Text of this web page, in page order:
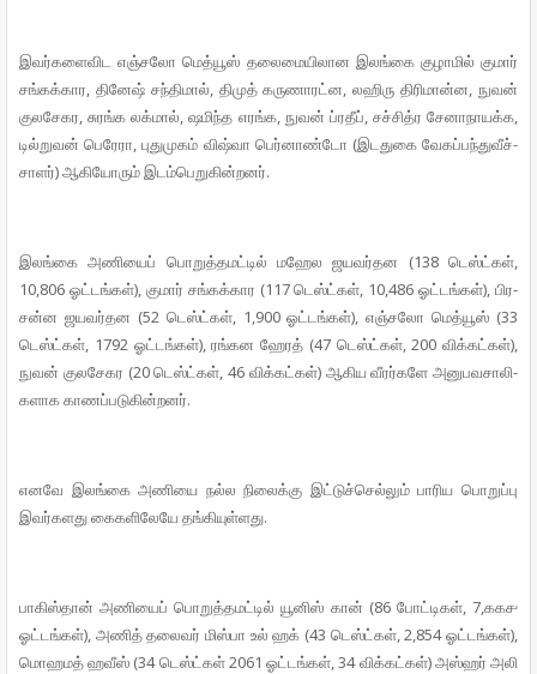
இவர்­க­ளை­விட எஞ்­சலோ மெத்யூஸ் தலை­மை­யி­லான இலங்கை குழாமில் குமார்
சங்­கக்­கார, தினேஷ் சந்­திமால், திமுத் கரு­ணா­ரட்ன, லஹிரு திரி­மான்ன, நுவன்
குல­சே­கர, சுரங்க லக்மால், ஷமிந்த எரங்க, நுவன் ப்ரதீப், சச்­சித்ர சேனா­நா­யக்க,
டில்­றுவன் பெரேரா, புது­முகம் விஷ்வா பெர்­னாண்டோ (இட­துகை வேகப்­பந்­து­வீச்­
சாளர்) ஆகி­யோரும் இடம்­பெ­று­கின்­றனர்.
இலங்கை அணியைப் பொறுத்­த­மட்டில் மஹேல ஜய­வர்­தன (138 டெஸ்ட்கள்,
10,806 ஓட்­டங்கள்), குமார் சங்­கக்­கார (117 டெஸ்ட்கள், 10,486 ஓட்­டங்கள்), பிர­
சன்ன ஜய­வர்­தன (52 டெஸ்ட்கள், 1,900 ஓட்­டங்கள்), எஞ்­சலோ மெத்யூஸ் (33
டெஸ்ட்கள், 1792 ஓட்­டங்கள்), ரங்­கன ஹேரத் (47 டெஸ்ட்கள், 200 விக்­கட்கள்),
நுவன் குல­சே­கர (20 டெஸ்ட்கள், 46 விக்­கட்கள்) ஆகிய வீரர்­களே அனு­ப­வ­சா­லி­
க­ளாக காணப்­ப­டு­கின்­றனர்.
எனவே இலங்கை அணியை நல்ல நிலைக்கு இட்­டுச்­செல்லும் பாரிய பொறுப்பு
இவர்­க­ளது கைக­ளி­லேயே தங்­கி­யுள்­ளது.
பாகிஸ்தான் அணியைப் பொறுத்­த­மட்டில் யூனிஸ் கான் (86 போட்­டிகள், 7,௧௧­௪
ஓட்­டங்கள்), அணித் தலைவர் மிஸ்பா உல் ஹக் (43 டெஸ்ட்கள், 2,854 ஓட்­டங்கள்),
மொஹமத் ஹவீஸ் (34 டெஸ்ட்கள் 2061 ஓட்­டங்கள், 34 விக்­கட்கள்) அஸ்ஹர் அலி